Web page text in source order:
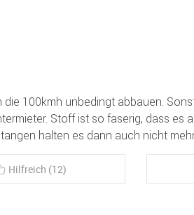
die 100kmh unbedingt abbauen.
Stoff ist so faserig, dass es
halten es dann auch nicht
Hilfreich (12)